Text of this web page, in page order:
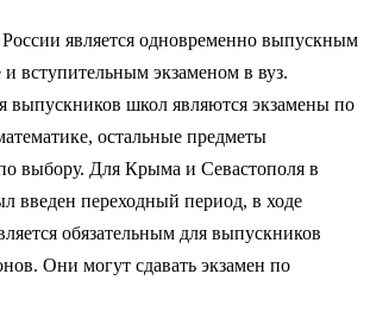
является одновременно выпускным
вступительным экзаменом в вуз.
выпускников школ являются экзамены по
остальные предметы
выбору. Для Крыма и Севастополя в
введен переходный период, в ходе
обязательным для выпускников
Они могут сдавать экзамен по